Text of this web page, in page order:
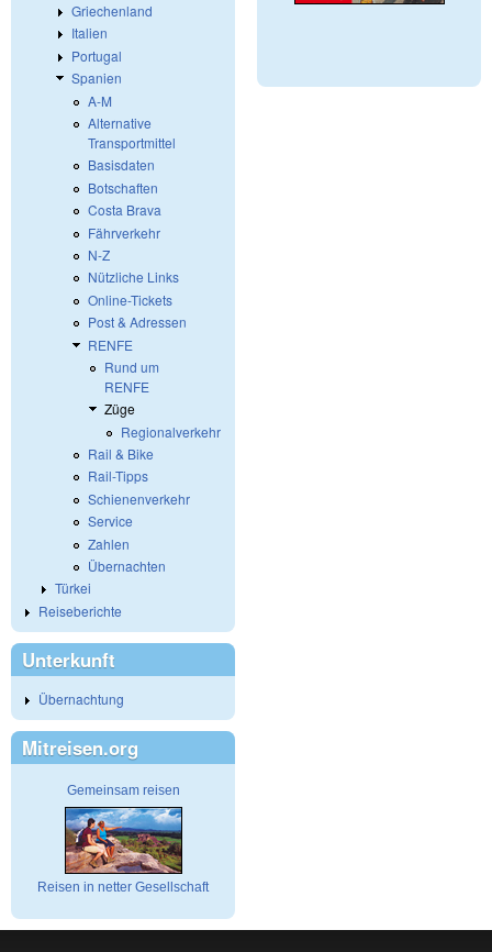
Griechenland
Italien
Portugal
Spanien
A-M
Alternative
Transportmittel
Basisdaten
Botschaften
Costa Brava
Fährverkehr
N-Z
Nützliche Links
Online-Tickets
Post & Adressen
RENFE
Rund um
RENFE
Züge
Regionalverkehr
Rail & Bike
Rail-Tipps
Schienenverkehr
Service
Zahlen
Übernachten
Türkei
Reiseberichte
Unterkunft
Übernachtung
Mitreisen.org
Gemeinsam reisen
Reisen in netter Gesellschaft